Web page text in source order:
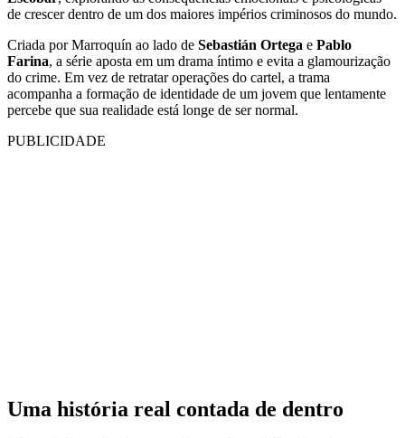
de crescer dentro de um dos maiores impérios criminosos do mundo.
Criada por Marroquín ao lado de Sebastián Ortega e Pablo
Farina, a série aposta em um drama íntimo e evita a glamourização
do crime. Em vez de retratar operações do cartel, a trama
acompanha a formação de identidade de um jovem que lentamente
percebe que sua realidade está longe de ser normal.
PUBLICIDADE
Uma história real contada de dentro